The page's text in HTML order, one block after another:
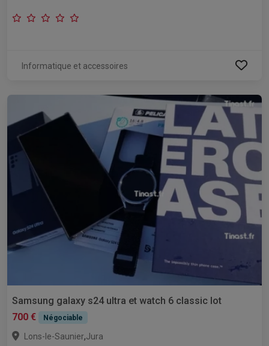
Informatique et accessoires
Samsung galaxy s24 ultra et watch 6 classic lot
700 €
Négociable
Lons-le-Saunier,Jura